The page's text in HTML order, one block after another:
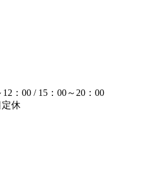
：00 / 15：00～20：00
休